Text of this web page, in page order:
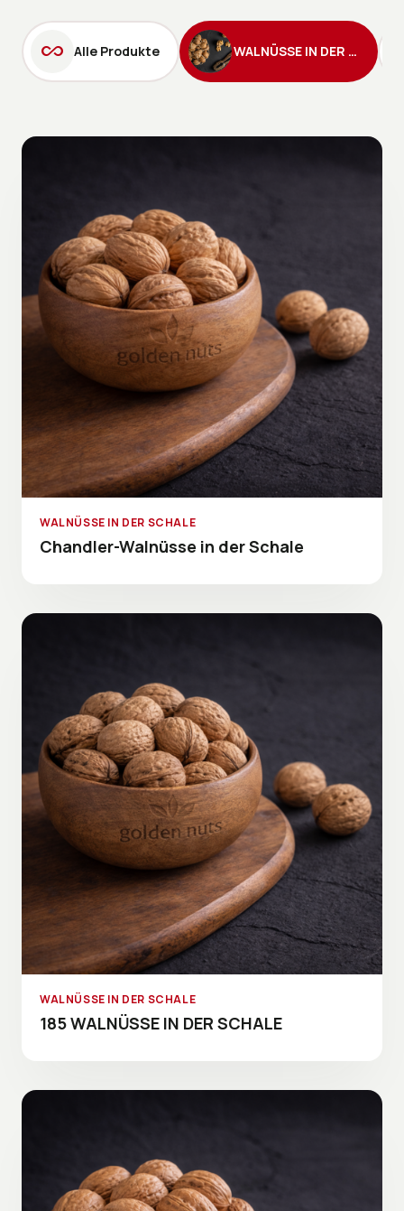
all_inclusive Alle Produkte WALNÜSSE IN DER SCHALE
WALNÜSSE IN DER SCHALE
Chandler-Walnüsse in der Schale
WALNÜSSE IN DER SCHALE
185 WALNÜSSE IN DER SCHALE